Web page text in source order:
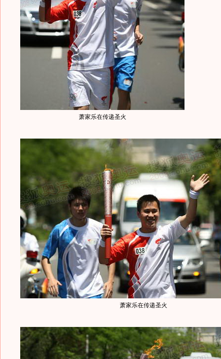
萧家乐在传递圣火
萧家乐在传递圣火